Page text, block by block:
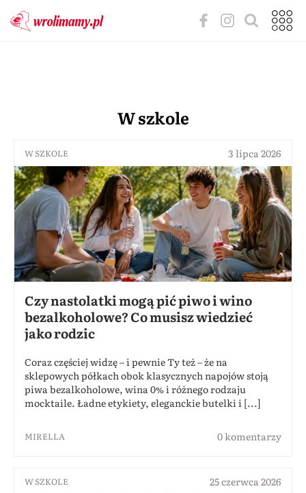
W szkole
W SZKOLE 3 lipca 2026
Czy nastolatki mogą pić piwo i wino
bezalkoholowe? Co musisz wiedzieć
jako rodzic
Coraz częściej widzę – i pewnie Ty też – że na
sklepowych półkach obok klasycznych napojów stoją
piwa bezalkoholowe, wina 0% i różnego rodzaju
mocktaile. Ładne etykiety, eleganckie butelki i [...]
MIRELLA 0 komentarzy
W SZKOLE 25 czerwca 2026